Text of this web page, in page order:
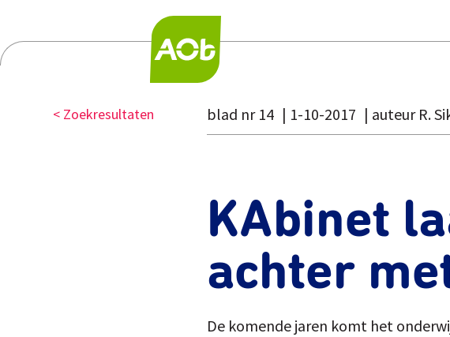
< Zoekresultaten blad nr 14 1-10-2017 auteur R.
KAbinet
achter
De komende jaren komt het